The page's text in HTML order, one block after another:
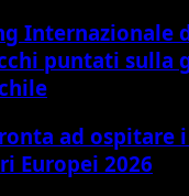
Internazionale
puntati sulla
ad ospitare
Europei 2026